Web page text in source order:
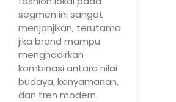
segmen ini sangat
menjanjikan, terutama
jika brand mampu
menghadirkan
kombinasi antara nilai
budaya, kenyamanan,
dan tren modern.